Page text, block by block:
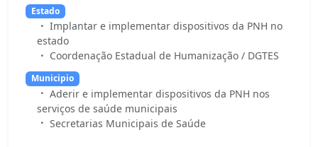
Estado
Implantar e implementar dispositivos da PNH no
estado
Coordenação Estadual de Humanização / DGTES
Municipio
Aderir e implementar dispositivos da PNH nos
serviços de saúde municipais
Secretarias Municipais de Saúde